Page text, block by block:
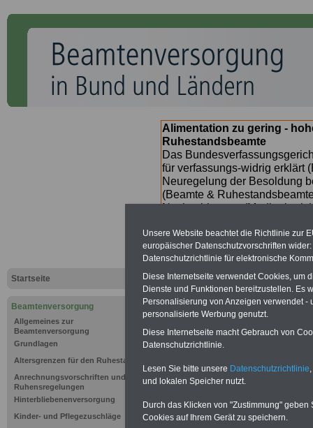
Startseite
Beamtenversorgung
Allgemeines zur
Beamtenversorgung
Grundlagen
Altersgrenzen für den Ruhestand
Anrechnungsvorschriften und
Ruhensregelungen
Hinterbliebenenversorgung
Kinder- und Pflegezuschläge
Alimentation zu gering -
Ruhestandsbeamte
Das
für verfassungs-widrig erklärt
Neuregelung der Besoldung
(Beamte &
Nachzahlungen
SERVICE gibt hierzu im II.
(unmittelbar nach Beschluss
Bundesregierung >>>
zur
Ratgeber für 7,50 Euro
Unsere Website beachtet die Richtlinie zur
europäischer Datenschutzvorschriften
Datenschutzrichtlinie für elektronische
Diese Internetseite verwendet Cookies, um
Dienste und Funktionen bereitzustellen. Es
Personalisierung von Anzeigen verwendet
personalisierte Werbung genutzt.
Diese Internetseite macht Gebrauch von
Datenschutzrichtlinie.
Lesen Sie bitte unsere Datenschutzrichtlinie
und lokalen Speicher nutzt.
Durch das Klicken von "Zustimmung"
Cookies auf Ihrem Gerät zu speichern.